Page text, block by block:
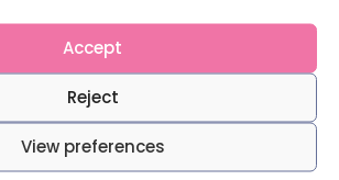
Accept
Reject
View preferences
τα άρθρα μας;
μαζί μας για να μαθάινετε τα